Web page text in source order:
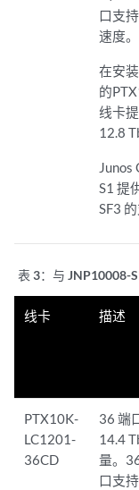
口支
速度。
在安
的
线卡
12.8
Junos
S1 提
SF3 的
表 3： 与 JNP10008-
线卡 描述
PTX10K-
LC1201-
36CD
36 端
14.4
量。
口支